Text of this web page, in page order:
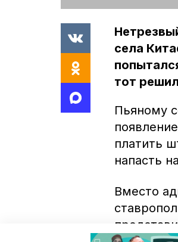
села
тот
Пьяному
платить
напасть
Вместо